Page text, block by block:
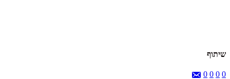
שיתוף
0
0
0
0